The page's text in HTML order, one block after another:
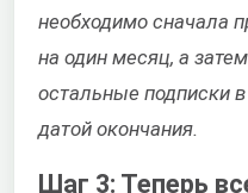
необходимо сначала
на один месяц, а
остальные подписки
датой окончания.
Шаг 3: Теперь